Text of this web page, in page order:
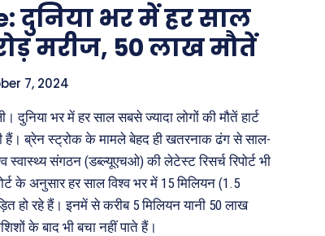
दुनिया भर में हर साल
मरीज, 50 लाख मौतें
7, 2024
दुनिया भर में हर साल सबसे ज्यादा लोगों की मौतें हार्ट
ब्रेन स्ट्रोक के मामले बेहद ही खतरनाक ढंग से साल-
स्वास्थ्य संगठन (डब्ल्यूएचओ) की लेटेस्ट रिसर्च रिपोर्ट भी
के अनुसार हर साल विश्व भर में 15 मिलियन (1.5
हो रहे हैं। इनमें से करीब 5 मिलियन यानी 50 लाख
के बाद भी बचा नहीं पाते हैं।